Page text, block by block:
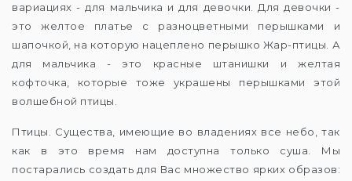
вариациях - для мальчика и для девочки. Для девочки -
это желтое платье с разноцветными перышками и
шапочкой, на которую нацеплено перышко Жар-птицы. А
для мальчика - это красные штанишки и желтая
кофточка, которые тоже украшены перышками этой
волшебной птицы.
Птицы. Существа, имеющие во владениях все небо, так
как в это время нам доступна только суша. Мы
постарались создать для Вас множество ярких образов: